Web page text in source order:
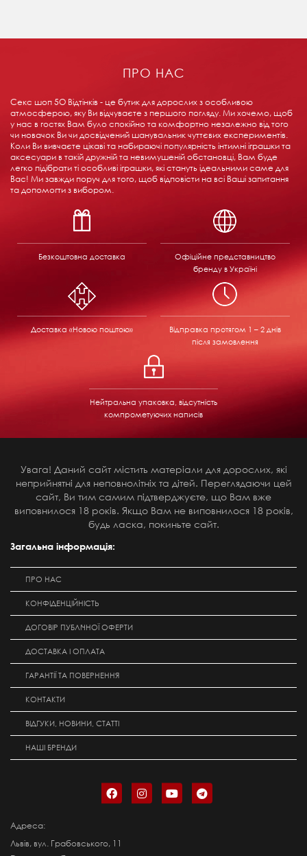
ПРО НАС
Секс шоп 5О Відтінків - це бутик для дорослих з особливою
атмосферою, яку Ви відчуваєте з першого погляду. Ми хочемо, щоб
у нас в гостях Вам було спокійно та комфортно незалежно від того
чи новачок Ви чи досвідчений шанувальник чуттєвих експериментів.
Коли Ви вивчаєте цікаві та набираючі популярність інтимні іграшки та
аксесуари в такій дружній та невимушеній обстановці, Вам буде
легко підібрати ті особливі іграшки, які стануть ідеальними саме для
Вас! Ми завжди поруч для того, щоб відповісти на всі Ваші запитання
та допомогти з вибором.
Безкоштовна доставка
Офіційне представництво
бренду в Україні
Доставка «Новою поштою» Відправка протягом 1 – 2 днів
після замовлення
Нейтральна упаковка, відсутність
компрометуючих написів
Увага! Даний сайт містить матеріали для дорослих, які
неприйнятні для неповнолітніх та дітей. Переглядаючи цей
сайт, Ви тим самим підтверджуєте, що Вам вже
виповнилося 18 років. Якщо Вам не виповнилося 18 років,
будь ласка, покиньте сайт.
Загальна інформація:
ПРО НАС
КОНФІДЕНЦІЙНІСТЬ
ДОГОВІР ПУБЛІЧНОЇ ОФЕРТИ
ДОСТАВКА І ОПЛАТА
ГАРАНТІЇ ТА ПОВЕРНЕННЯ
КОНТАКТИ
ВІДГУКИ, НОВИНИ, СТАТТІ
НАШІ БРЕНДИ
Адреса:
Львів, вул. Грабовського, 11